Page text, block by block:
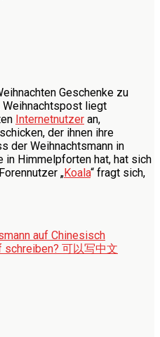
Geschenke zu
Weihnachtspost liegt
Internetnutzer an,
der ihnen ihre
der Weihnachtsmann in
Himmelpforten hat, hat sich
„Koala“ fragt sich,
auf Chinesisch
schreiben? 可以写中文